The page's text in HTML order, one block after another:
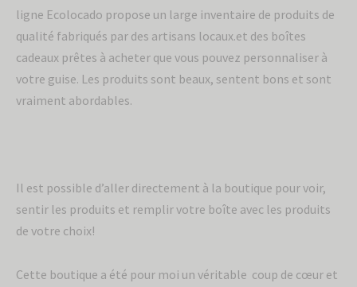
ligne Ecolocado propose un large inventaire de produits de
qualité fabriqués par des artisans locaux.et des boîtes
cadeaux prêtes à acheter que vous pouvez personnaliser à
votre guise. Les produits sont beaux, sentent bons et sont
vraiment abordables.
Il est possible d’aller directement à la boutique pour voir,
sentir les produits et remplir votre boîte avec les produits
de votre choix!
Cette boutique a été pour moi un véritable coup de cœur et